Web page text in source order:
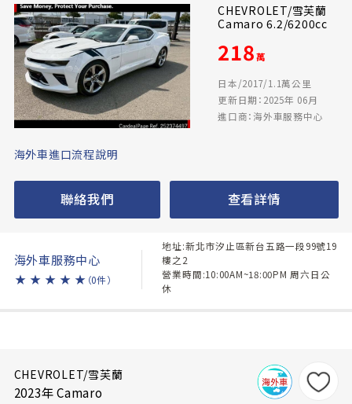
CHEVROLET/雪芙蘭
Camaro 6.2/6200cc
218萬
日本/2017/1.1萬公里
更新日期：2025年 06月
進口商：海外車服務中心
海外車進口流程說明
聯絡我們 查看詳情
海外車服務中心
★ ★ ★ ★ ★ （0件）
地址:新北市汐止區新台五路一段99號19
樓之2
營業時間:10:00AM~18:00PM 周六日公
休
CHEVROLET/雪芙蘭
2023年 Camaro